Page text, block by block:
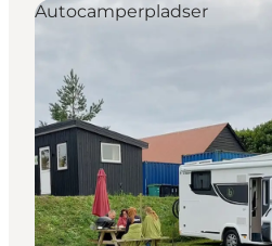
Autocamperpladser